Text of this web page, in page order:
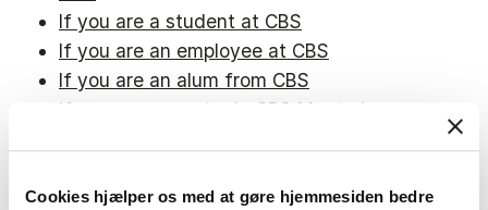
Cookies hjælper os med at gøre hjemmesiden bedre
If you are a student at CBS
If you are an employee at CBS
If you are an alum from CBS
If you are a mentor in CBS Mentoring
Programme